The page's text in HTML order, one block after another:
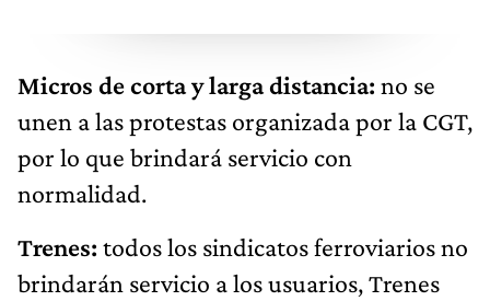
Micros de corta y larga distancia: no se
unen a las protestas organizada por la CGT,
por lo que brindará servicio con
normalidad.
Trenes: todos los sindicatos ferroviarios no
brindarán servicio a los usuarios, Trenes